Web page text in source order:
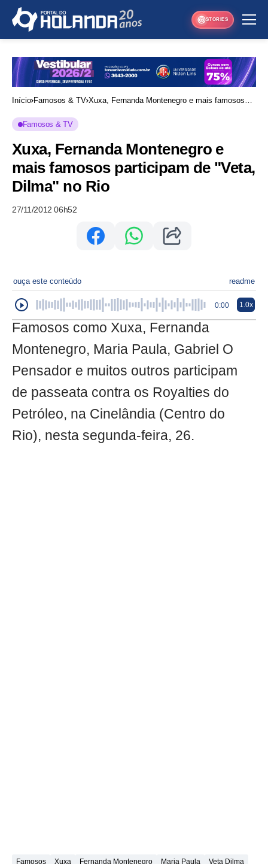
STORIES
Início Famosos & TV Xuxa, Fernanda Montenegro e mais famosos
Famosos & TV
Xuxa, Fernanda Montenegro e
mais famosos participam de "Veta,
Dilma" no Rio
27/11/2012 06h52
ouça este conteúdo readme
0:00 1.0x
Famosos como Xuxa, Fernanda
Montenegro, Maria Paula, Gabriel O
Pensador e muitos outros participam
de passeata contra os Royalties do
Petróleo, na Cinelândia (Centro do
Rio), nesta segunda-feira, 26.
Famosos Xuxa Fernanda Montenegro Maria Paula
Veta Dilma